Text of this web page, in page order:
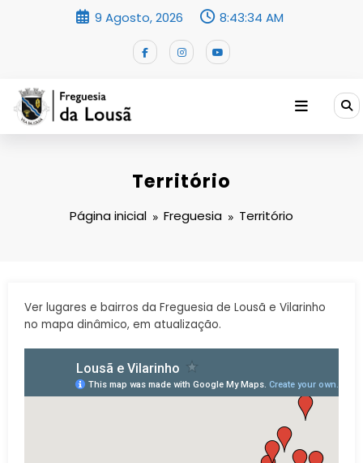
9 Agosto, 2026 8:43:34 AM
Território
Página inicial Freguesia Território
Ver lugares e bairros da Freguesia de Lousã e Vilarinho
no mapa dinâmico, em atualização.